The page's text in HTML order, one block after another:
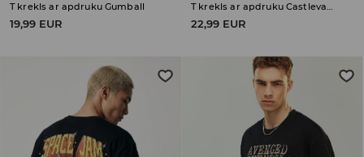
T krekls ar apdruku Gumball
19,99 EUR
T krekls ar apdruku Castlevania
22,99 EUR